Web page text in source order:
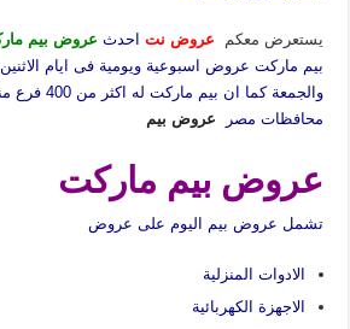
يستعرض معكم عروض نت احدث عروض بيم ماركت
بيم ماركت عروض اسبوعية ويومية فى ايام الاثنين
والجمعة كما ان
محافظات مصر
عروض بيم
عروض بيم ماركت
تشمل عروض بيم اليوم على عروض
الادوات المنزلية
الاجهزة الكهربائية